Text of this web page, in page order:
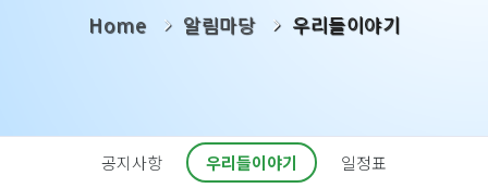
Home 알림마당 우리들이야기
공지사항 우리들이야기 일정표